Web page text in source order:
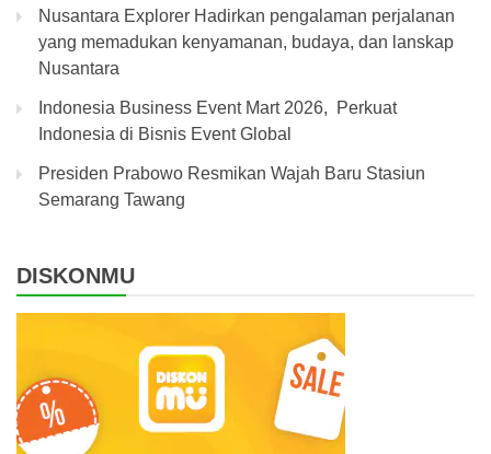
Nusantara Explorer Hadirkan pengalaman perjalanan
yang memadukan kenyamanan, budaya, dan lanskap
Nusantara
Indonesia Business Event Mart 2026, Perkuat
Indonesia di Bisnis Event Global
Presiden Prabowo Resmikan Wajah Baru Stasiun
Semarang Tawang
DISKONMU